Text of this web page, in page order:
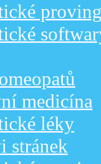
medicína
léky
stránek